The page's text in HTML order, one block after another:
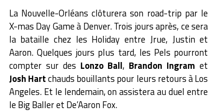
La Nouvelle-Orléans clôturera son road-trip par le
X-mas Day Game à Denver. Trois jours après, ce sera
la bataille chez les Holiday entre Jrue, Justin et
Aaron. Quelques jours plus tard, les Pels pourront
compter sur des Lonzo Ball, Brandon Ingramet
Josh Hartchauds bouillants pour leurs retours à Los
Angeles. Et le lendemain, on assistera au duel entre
le Big Baller et De’Aaron Fox.